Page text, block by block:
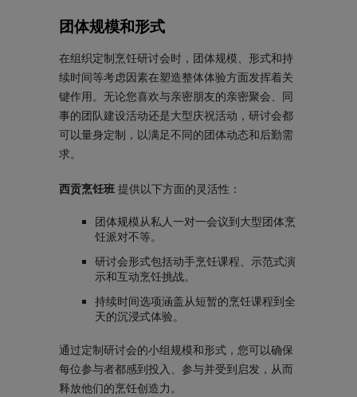
团体规模和形式
在组织定制烹饪研讨会时，团体规模、形式和持
续时间等考虑因素在塑造整体体验方面发挥着关
键作用。无论您喜欢与亲密朋友的亲密聚会、同
事的团队建设活动还是大型庆祝活动，研讨会都
可以量身定制，以满足不同的团体动态和后勤需
求。
西贡烹饪班 提供以下方面的灵活性：
团体规模从私人一对一会议到大型团体烹
饪派对不等。
研讨会形式包括动手烹饪课程、示范式演
示和互动烹饪挑战。
持续时间选项涵盖从短暂的烹饪课程到全
天的沉浸式体验。
通过定制研讨会的小组规模和形式，您可以确保
每位参与者都感到投入、参与并受到启发，从而
释放他们的烹饪创造力。